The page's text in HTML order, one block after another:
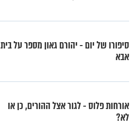
סיפורו של יום - יהורם גאון מספר על בית
אבא
אורחות פלוס - לגור אצל ההורים, כן או
לא?